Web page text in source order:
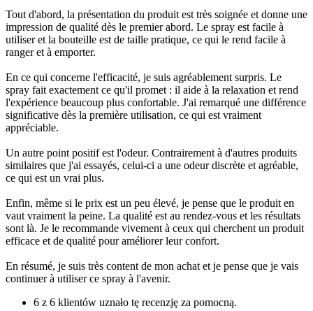
Tout d'abord, la présentation du produit est très soignée et donne une
impression de qualité dès le premier abord. Le spray est facile à
utiliser et la bouteille est de taille pratique, ce qui le rend facile à
ranger et à emporter.
En ce qui concerne l'efficacité, je suis agréablement surpris. Le
spray fait exactement ce qu'il promet : il aide à la relaxation et rend
l'expérience beaucoup plus confortable. J'ai remarqué une différence
significative dès la première utilisation, ce qui est vraiment
appréciable.
Un autre point positif est l'odeur. Contrairement à d'autres produits
similaires que j'ai essayés, celui-ci a une odeur discrète et agréable,
ce qui est un vrai plus.
Enfin, même si le prix est un peu élevé, je pense que le produit en
vaut vraiment la peine. La qualité est au rendez-vous et les résultats
sont là. Je le recommande vivement à ceux qui cherchent un produit
efficace et de qualité pour améliorer leur confort.
En résumé, je suis très content de mon achat et je pense que je vais
continuer à utiliser ce spray à l'avenir.
6 z 6 klientów uznało tę recenzję za pomocną.